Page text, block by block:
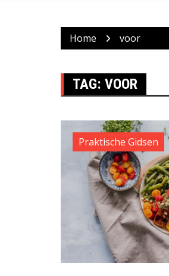
Home voor
TAG: VOOR
Praktische Gidsen